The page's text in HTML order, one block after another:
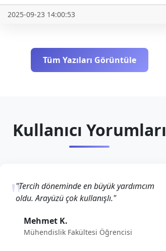
2025-09-23 14:00:53
Tüm Yazıları Görüntüle
Kullanıcı Yorumları
"Tercih döneminde en büyük yardımcım
oldu. Arayüzü çok kullanışlı."
Mehmet K.
Mühendislik Fakültesi Öğrencisi